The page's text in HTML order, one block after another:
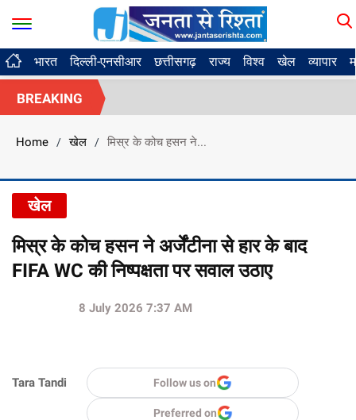
भारत दिल्ली-एनसीआर छत्तीसगढ़ राज्य विश्व खेल व्यापार
BREAKING
Home / खेल / मिस्र के कोच हसन ने...
खेल
मिस्र के कोच हसन ने अर्जेंटीना से हार के बाद
FIFA WC की निष्पक्षता पर सवाल उठाए
Tara Tandi
8 July 2026 7:37 AM
Follow us on
Preferred on